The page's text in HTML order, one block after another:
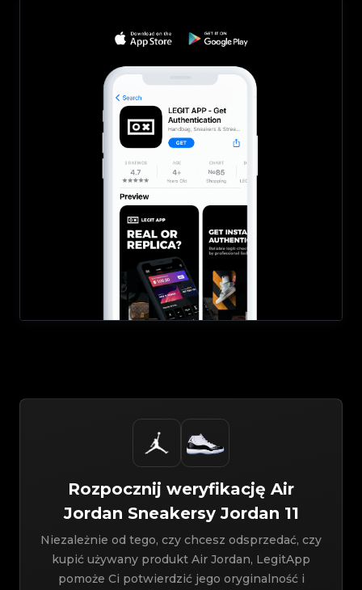
Niezależnie od tego, czy chcesz odsprzedać, czy
kupić używany produkt Air Jordan, LegitApp
pomoże Ci potwierdzić jego oryginalność i
Rozpocznij weryfikację Air
Jordan Sneakersy Jordan 11